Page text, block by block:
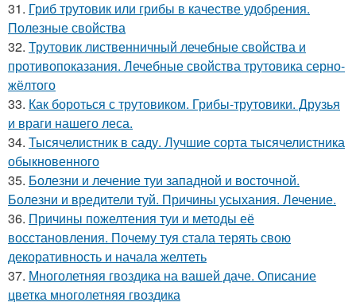
31. Гриб трутовик или грибы в качестве удобрения.
Полезные свойства
32. Трутовик лиственничный лечебные свойства и
противопоказания. Лечебные свойства трутовика серно-
жёлтого
33. Как бороться с трутовиком. Грибы-трутовики. Друзья
и враги нашего леса.
34. Тысячелистник в саду. Лучшие сорта тысячелистника
обыкновенного
35. Болезни и лечение туи западной и восточной.
Болезни и вредители туй. Причины усыхания. Лечение.
36. Причины пожелтения туи и методы её
восстановления. Почему туя стала терять свою
декоративность и начала желтеть
37. Многолетняя гвоздика на вашей даче. Описание
цветка многолетняя гвоздика